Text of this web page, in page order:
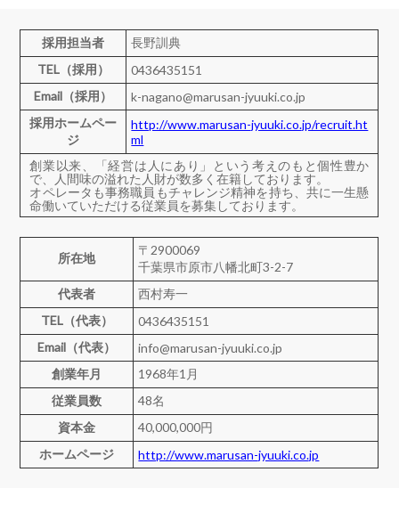
採用担当者
長野訓典
TEL（採用）
0436435151
Email（採用）
k-nagano@marusan-jyuuki.co.jp
採用ホームペー
ジ
http://www.marusan-jyuuki.co.jp/recruit.ht
ml
創業以来、「経営は人にあり」という考えのもと個性豊か
で、人間味の溢れた人財が数多く在籍しております。
オペレータも事務職員もチャレンジ精神を持ち、共に一生懸
命働いていただける従業員を募集しております。
所在地
〒2900069
千葉県市原市八幡北町3-2-7
代表者
西村寿一
TEL（代表）
0436435151
Email（代表）
info@marusan-jyuuki.co.jp
創業年月
1968年1月
従業員数
48名
資本金
40,000,000円
ホームページ
http://www.marusan-jyuuki.co.jp